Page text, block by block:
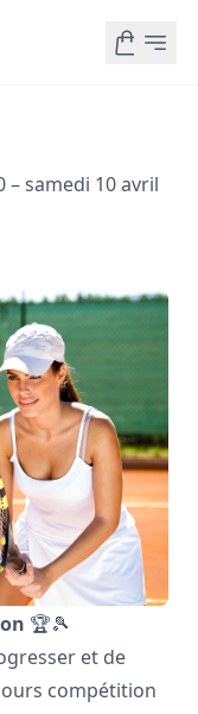
– samedi 10 avril
🏆🎾
et de
compétition